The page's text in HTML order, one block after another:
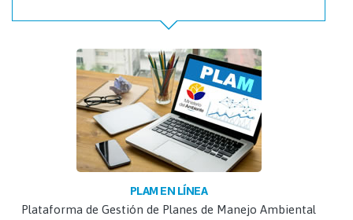
PLAM EN LÍNEA
Plataforma de Gestión de Planes de Manejo Ambiental